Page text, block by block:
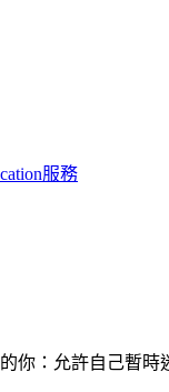
服務